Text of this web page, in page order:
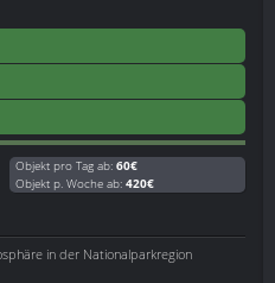
Objekt pro Tag ab: 60€
Objekt p. Woche ab: 420€
in der Nationalparkregion